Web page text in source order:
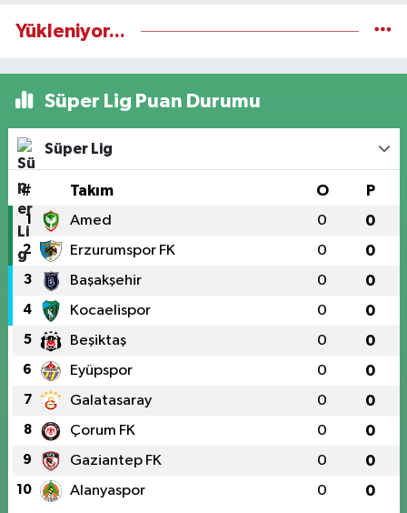
Yükleniyor...
Süper Lig Puan Durumu
Süper Lig
# Takım O P
1 Amed 0 0
2 Erzurumspor FK 0 0
3 Başakşehir 0 0
4 Kocaelispor 0 0
5 Beşiktaş 0 0
6 Eyüpspor 0 0
7 Galatasaray 0 0
8 Çorum FK 0 0
9 Gaziantep FK 0 0
10 Alanyaspor 0 0